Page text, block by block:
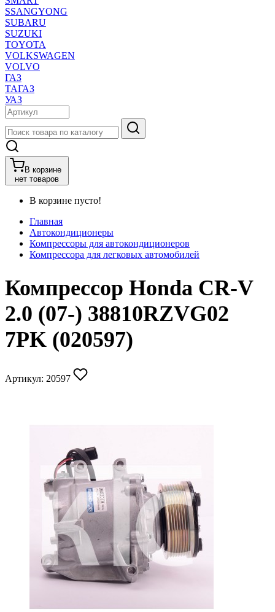
SSANGYONG
SUBARU
SUZUKI
TOYOTA
VOLKSWAGEN
VOLVO
ГАЗ
ТАГАЗ
УАЗ
В корзине
нет товаров
В корзине пусто!
Главная
Автокондиционеры
Компрессоры для автокондиционеров
Компрессора для легковых автомобилей
Компрессор Honda CR-V
2.0 (07-) 38810RZVG02
7PK (020597)
Артикул: 20597